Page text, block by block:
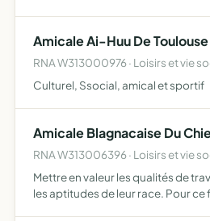
Amicale Ai-Huu De Toulouse
RNA W313000976 · Loisirs et vie
Culturel, Ssocial, amical et sportif
Amicale Blagnacaise Du
RNA W313006396 · Loisirs et vie
Mettre en valeur les qualités de
les aptitudes de leur race. Pour